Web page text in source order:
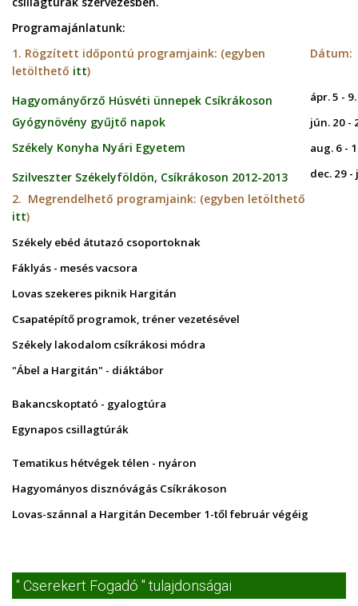
Programajánlatunk:
1. Rögzített időpontú programjaink: (egyben
letölthető itt)
Dátum:
Hagyományőrző Húsvéti ünnepek Csíkrákoson ápr. 5 - 9.
Gyógynövény gyűjtő napok jún. 20 -
Székely Konyha Nyári Egyetem aug. 6 -
Szilveszter Székelyföldön, Csíkrákoson 2012-2013 dec. 29 -
2. Megrendelhető programjaink: (egyben letölthető
itt)
Székely ebéd átutazó csoportoknak
Fáklyás - mesés vacsora
Lovas szekeres piknik Hargitán
Csapatépítő programok, tréner vezetésével
Székely lakodalom csíkrákosi módra
"Ábel a Hargitán" - diáktábor
Bakancskoptató - gyalogtúra
Egynapos csillagtúrák
Tematikus hétvégek télen - nyáron
Hagyományos disznóvágás Csíkrákoson
Lovas-szánnal a Hargitán December 1-től február végéig
" Cserekert Fogadó " tulajdonságai